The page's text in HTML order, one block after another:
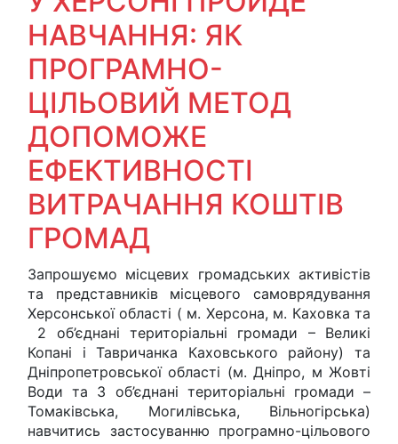
НАВЧАННЯ: ЯК
ПРОГРАМНО-
ЦІЛЬОВИЙ МЕТОД
ДОПОМОЖЕ
ЕФЕКТИВНОСТІ
ВИТРАЧАННЯ КОШТІВ
ГРОМАД
Запрошуємо місцевих громадських активістів
та представників місцевого самоврядування
Херсонської області ( м. Херсона, м. Каховка та
2 об’єднані територіальні громади – Великі
Копані і Тавричанка Каховського району) та
Дніпропетровської області (м. Дніпро, м Жовті
Води та 3 об’єднані територіальні громади –
Томаківська, Могилівська, Вільногірська)
навчитись застосуванню програмно-цільового